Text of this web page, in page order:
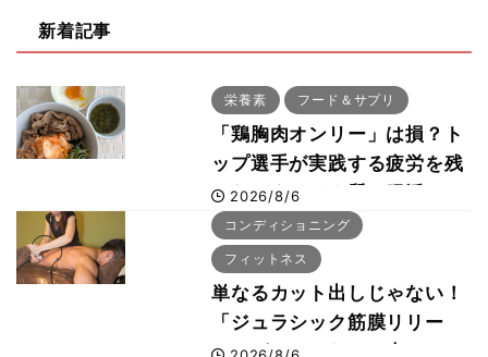
新着記事
栄養素 フード＆サプリ
「鶏胸肉オンリー」は損？ト
ップ選手が実践する疲労を残
さないタンパク質＆腸活コン
ボ
2026/8/6
コンディショニング
フィットネス
単なるカット出しじゃない！
「ジュラシック筋膜リリー
ス」が口コミだけで大ヒット